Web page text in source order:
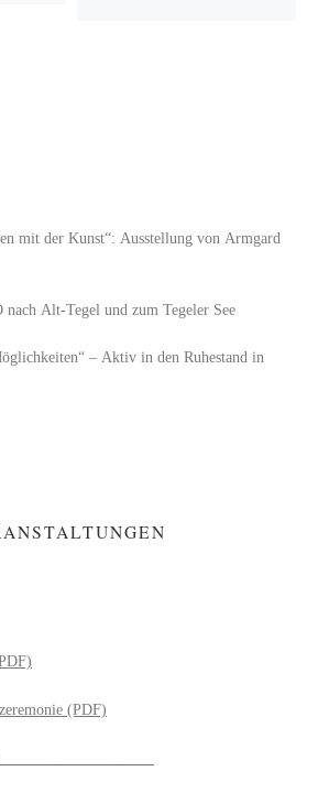
mit der Kunst“: Ausstellung von Armgard
Alt‑Tegel und zum Tegeler See
– Aktiv in den Ruhestand in
(PDF)